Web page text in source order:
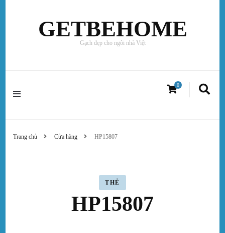
GETBEHOME
Gạch đẹp cho ngôi nhà Việt
0
Trang chủ Cửa hàng HP15807
THẺ
HP15807